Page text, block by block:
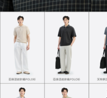
摩卡棕跟綠色系外套相互輝
也尤其喜歡
沙漠黃是我平常比較少接觸
褲，這樣去露營時就能穿了!